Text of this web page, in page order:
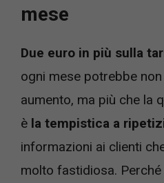
mese
Due euro in più sulla
ogni mese potrebbe
aumento, ma più che la
è la tempistica a
informazioni ai clienti
molto fastidiosa.